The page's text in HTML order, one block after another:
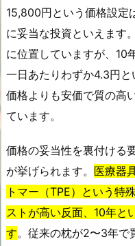
15,800円という価格設定
に妥当な投資といえます
に位置していますが、10
一日あたりわずか4.3円
価格よりも安価で質の高
ています。
価格の妥当性を裏付ける
が挙げられます。 医療器
トマー（TPE）という特
ストが高い反面、10年と
す。従来の枕が2〜3年で